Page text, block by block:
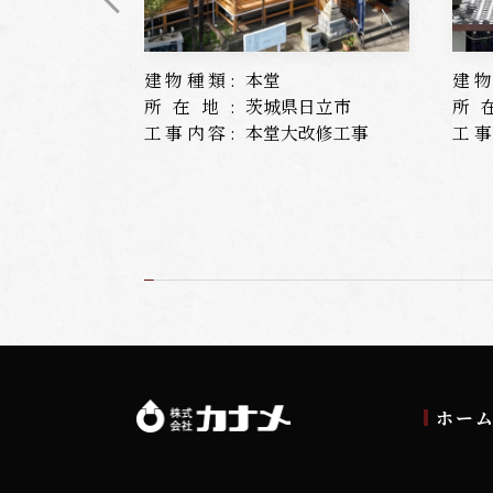
建物種類: 本堂
所在地: 茨城県日立市
工事内容: 本堂大改修工事
建
所
工
ホー